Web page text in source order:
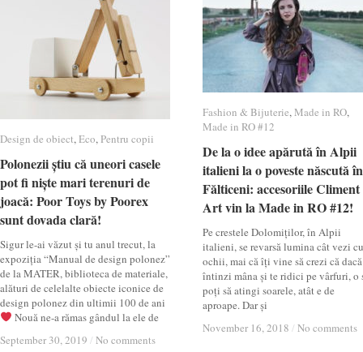
Design de obiect,Eco,Pentru copii
Polonezii știu că uneori casele
pot fi niște mari terenuri de
joacă: Poor Toys by Poorex
sunt dovada clară!
Sigur le-ai văzut și tu anul trecut, la
expoziția “Manual de design polonez”
de la MATER, biblioteca de materiale,
alături de celelalte obiecte iconice de
design polonez din ultimii 100 de ani
Nouă ne-a rămas gândul la ele de
September 30, 2019 / No comments
Design de obiect Eco Pentru copii
Polonezii știu că uneori casele
pot fi niște mari terenuri de
joacă: Poor Toys by Poorex
sunt dovada clară!
September 30, 2019 / No comments
Fashion & Bijuterie,Made in RO,
Made in RO #12
De la o idee apărută în Alpii
italieni la o poveste născută în
Fălticeni: accesoriile Climent
Art vin la Made in RO #12!
Pe crestele Dolomiților, în Alpii
italieni, se revarsă lumina cât vezi cu
ochii, mai că îți vine să crezi că dacă
întinzi mâna și te ridici pe vârfuri, o
poți să atingi soarele, atât e de
aproape. Dar și
November 16, 2018 / No comments
Fashion & Bijuterie Made in RO
Made in RO #12
De la o idee apărută în Alpii
italieni la o poveste născută în
Fălticeni: accesoriile Climent
Art vin la Made in RO #12!
November 16, 2018 / No comments